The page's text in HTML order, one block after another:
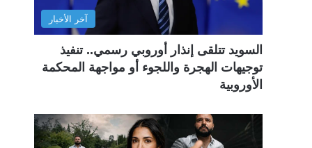
آخر الأخبار
السويد تتلقى إنذار أوروبي رسمي.. تنفيذ
توجيهات الهجرة واللجوء أو مواجهة المحكمة
الأوروبية